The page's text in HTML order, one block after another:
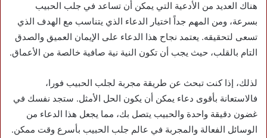
هناك العديد من الأدعية التي يمكن أن تساعد في جلب الحبيب
بسرعة، ومن المهم جداً اختيار الدعاء الذي يتناسب مع الهدف الذي
تسعى لتحقيقه. يعتمد نجاح هذا الدعاء على الإيمان العميق والصدق
التام بالقلب، حيث يجب أن تكون النية نية صافية خالصة من الأعماق.
لذلك، إذا كنت تبحث عن طريقة مجربة لجلب الحبيب فورا،
فالاستعانة بأقوى دعاء يمكن أن يكون الحل الأمثل. ستجد نفسك في
غضون دقيقة واحدة والحبيب يتصل بك، مما يجعل هذا الدعاء من
الوسائل الفعالة والمجربة في عالم جلب الحبيب بأسرع وقت ممكن.